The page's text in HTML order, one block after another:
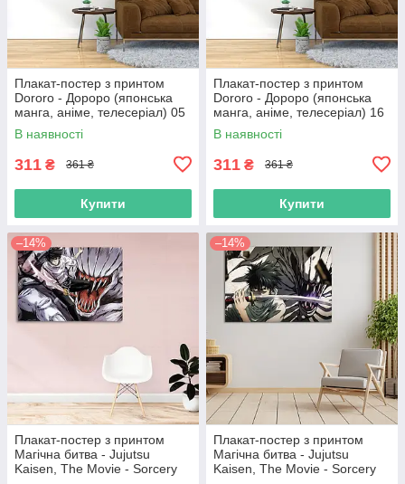
Плакат-постер з принтом
Dororo - Дороро (японська
манга, аніме, телесеріал) 05
В наявності
311 ₴ 361 ₴
Купити
Плакат-постер з принтом
Dororo - Дороро (японська
манга, аніме, телесеріал) 16
В наявності
311 ₴ 361 ₴
Купити
–14%
Плакат-постер з принтом
Магічна битва - Jujutsu
Kaisen, The Movie - Sorcery
–14%
Плакат-постер з принтом
Магічна битва - Jujutsu
Kaisen, The Movie - Sorcery